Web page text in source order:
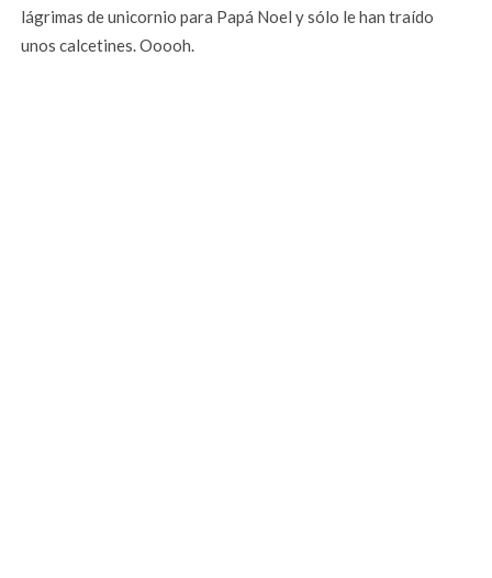
lágrimas de unicornio para Papá Noel y sólo le han traído
unos calcetines. Ooooh.